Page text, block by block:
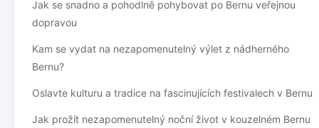
Jak se snadno a pohodlně pohybovat po Bernu veřejnou
dopravou
Kam se vydat na nezapomenutelný výlet z nádherného
Bernu?
Oslavte kulturu a tradice na fascinujících festivalech v Bernu
Jak prožít nezapomenutelný noční život v kouzelném Bernu